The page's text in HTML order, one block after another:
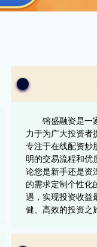
镕盛融资是一
力于为广大投资者
专注于在线配资炒
明的交易流程和优
论您是新手还是资
的需求定制个性化
遇，实现投资收益
健、高效的投资之